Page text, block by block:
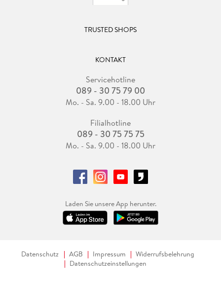
TRUSTED SHOPS
KONTAKT
Servicehotline
089 - 30 75 79 00
Mo. - Sa. 9.00 - 18.00 Uhr
Filialhotline
089 - 30 75 75 75
Mo. - Sa. 9.00 - 18.00 Uhr
Laden Sie unsere App herunter.
Datenschutz AGB Impressum
Widerrufsbelehrung
Datenschutzeinstellungen